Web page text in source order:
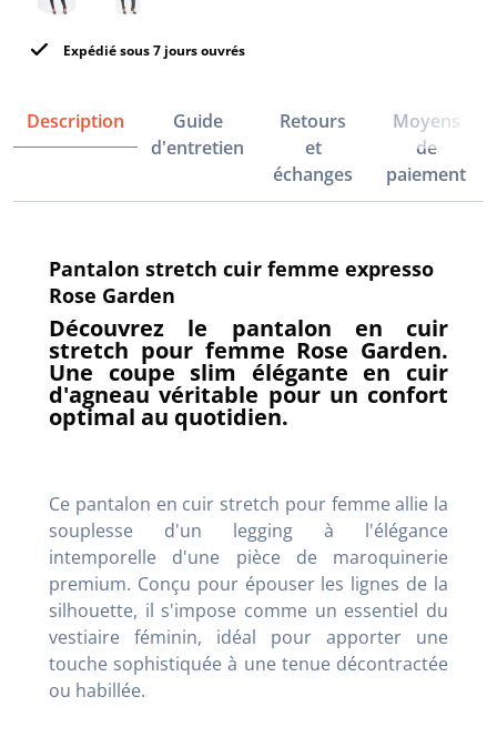
Expédié sous 7 jours ouvrés
Description
Guide
d'entretien
Retours
et
échanges
Moyens
de
paiement
Pantalon stretch cuir femme expresso
Rose Garden
Découvrez le pantalon en cuir
stretch pour femme Rose Garden.
Une coupe slim élégante en cuir
d'agneau véritable pour un confort
optimal au quotidien.
Ce pantalon en cuir stretch pour femme allie la
souplesse d'un legging à l'élégance
intemporelle d'une pièce de maroquinerie
premium. Conçu pour épouser les lignes de la
silhouette, il s'impose comme un essentiel du
vestiaire féminin, idéal pour apporter une
touche sophistiquée à une tenue décontractée
ou habillée.